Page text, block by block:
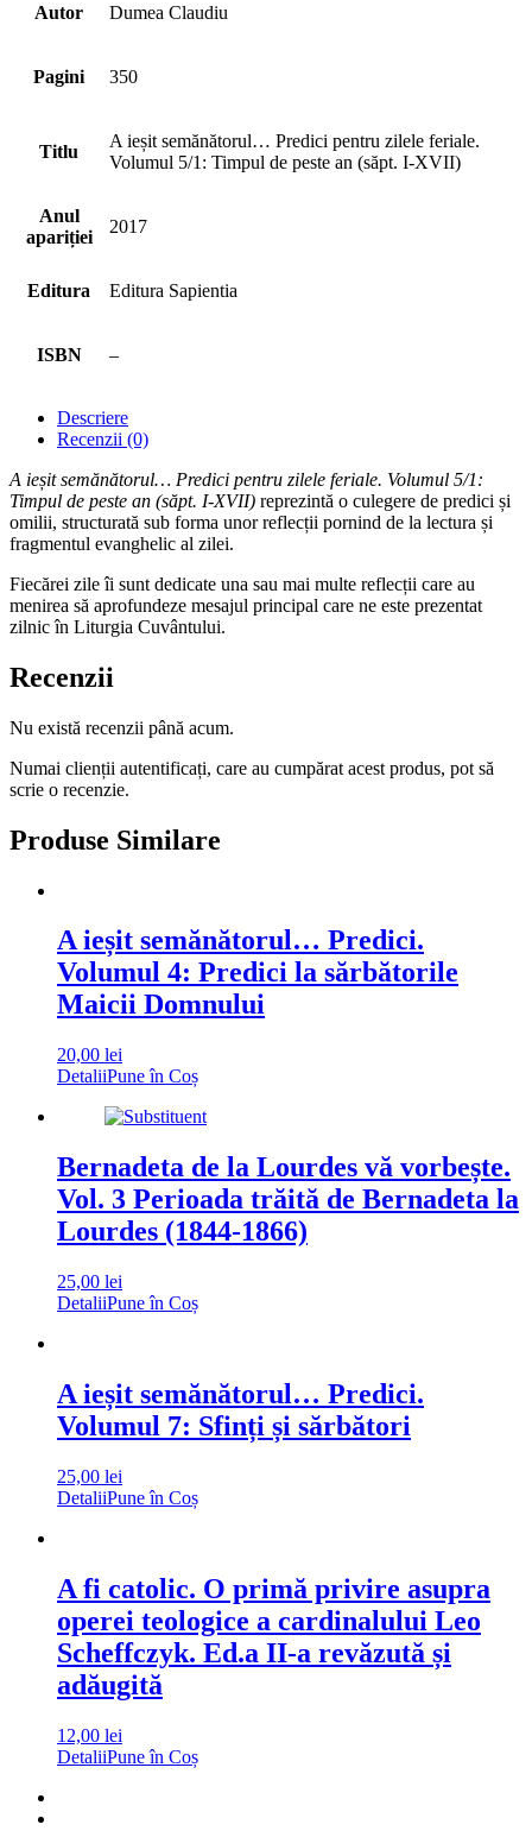
Autor Dumea Claudiu
Pagini 350
Titlu
A ieșit semănătorul… Predici pentru zilele feriale.
Volumul 5/1: Timpul de peste an (săpt. I-XVII)
Anul
apariției
2017
Editura Editura Sapientia
ISBN –
Descriere
Recenzii (0)
A ieșit semănătorul… Predici pentru zilele feriale. Volumul 5/1:
Timpul de peste an (săpt. I-XVII) reprezintă o culegere de predici și
omilii, structurată sub forma unor reflecții pornind de la lectura și
fragmentul evanghelic al zilei.
Fiecărei zile îi sunt dedicate una sau mai multe reflecții care au
menirea să aprofundeze mesajul principal care ne este prezentat
zilnic în Liturgia Cuvântului.
Recenzii
Nu există recenzii până acum.
Numai clienții autentificați, care au cumpărat acest produs, pot să
scrie o recenzie.
Produse Similare
A ieșit semănătorul… Predici.
Volumul 4: Predici la sărbătorile
Maicii Domnului
20,00 lei
DetaliiPune în Coș
Bernadeta de la Lourdes vă vorbește.
Vol. 3 Perioada trăită de Bernadeta la
Lourdes (1844-1866)
25,00 lei
DetaliiPune în Coș
A ieșit semănătorul… Predici.
Volumul 7: Sfinți și sărbători
25,00 lei
DetaliiPune în Coș
A fi catolic. O primă privire asupra
operei teologice a cardinalului Leo
Scheffczyk. Ed.a II-a revăzută și
adăugită
12,00 lei
DetaliiPune în Coș